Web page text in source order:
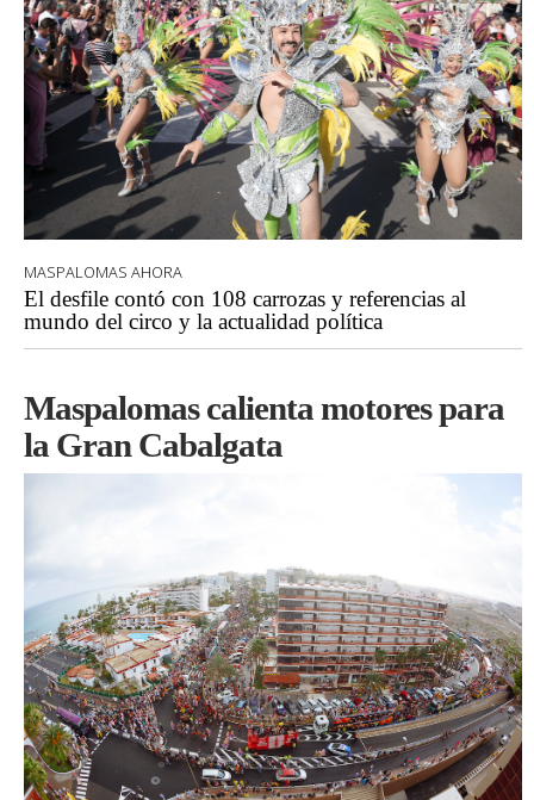
MASPALOMAS AHORA
El desfile contó con 108 carrozas y referencias al
mundo del circo y la actualidad política
Maspalomas calienta motores para
la Gran Cabalgata